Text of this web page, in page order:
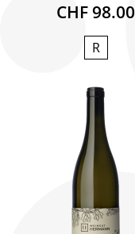
CHF 98.00
R